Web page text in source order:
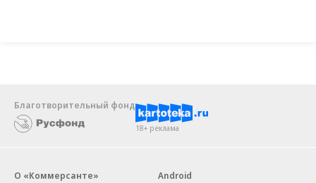
Благотворительный фонд
18+ реклама
О «Коммерсанте»
Android